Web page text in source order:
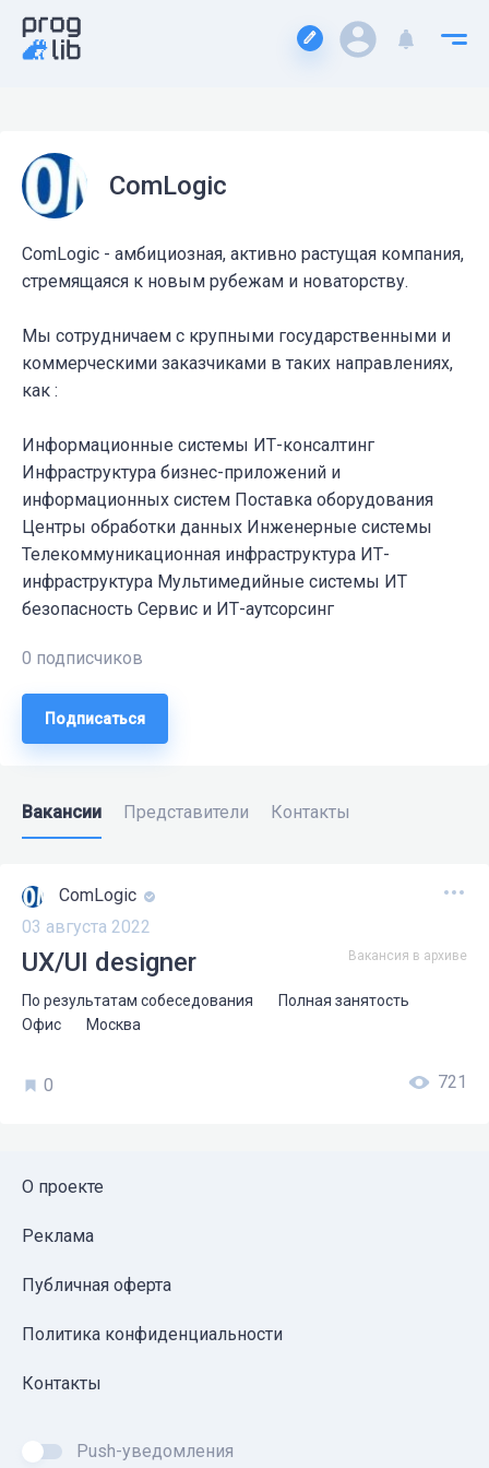
ComLogic
ComLogic - амбициозная, активно растущая компания,
стремящаяся к новым рубежам и новаторству.
Мы сотрудничаем с крупными государственными и
коммерческими заказчиками в таких направлениях,
как :
Информационные системы ИТ-консалтинг
Инфраструктура бизнес-приложений и
информационных систем Поставка оборудования
Центры обработки данных Инженерные системы
Телекоммуникационная инфраструктура ИТ-
инфраструктура Мультимедийные системы ИТ
безопасность Сервис и ИТ-аутсорсинг
0 подписчиков
Подписаться
Вакансии Представители Контакты
ComLogic
03 августа 2022
UX/UI designer Вакансия в архиве
По результатам собеседования
Полная занятость
Офис
Москва
0 721
О проекте
Реклама
Публичная оферта
Политика конфиденциальности
Контакты
Push-уведомления